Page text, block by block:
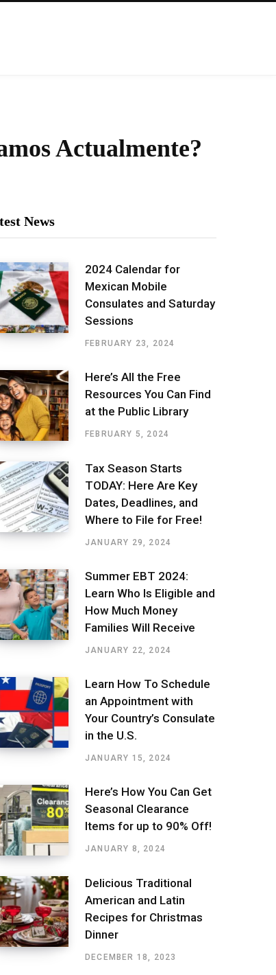
Actualmente?
News
2024 Calendar for
Mexican Mobile
Consulates and Saturday
Sessions
FEBRUARY 23, 2024
Here’s All the Free
Resources You Can Find
at the Public Library
FEBRUARY 5, 2024
Tax Season Starts
TODAY: Here Are Key
Dates, Deadlines, and
Where to File for Free!
JANUARY 29, 2024
Summer EBT 2024:
Learn Who Is Eligible and
How Much Money
Families Will Receive
JANUARY 22, 2024
Learn How To Schedule
an Appointment with
Your Country’s Consulate
in the U.S.
JANUARY 15, 2024
Here’s How You Can Get
Seasonal Clearance
Items for up to 90% Off!
JANUARY 8, 2024
Delicious Traditional
American and Latin
Recipes for Christmas
Dinner
DECEMBER 18, 2023